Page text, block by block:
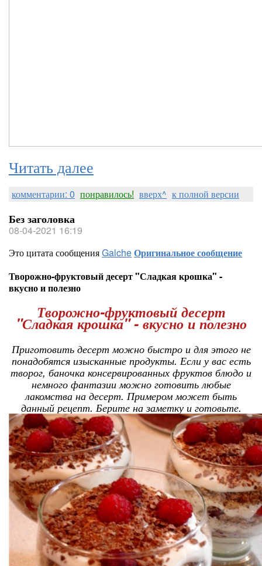
Читать далее
комментарии: 0 понравилось! вверх^ к полной версии
Без заголовка
08-04-2021 16:19
Это цитата сообщенияGalcheОригинальное сообщение
Творожно-фруктовый десерт "Сладкая крошка" -
вкусно и полезно
Творожно-фруктовый десерт
"Сладкая крошка" - вкусно и полезно
Приготовить десерт можно быстро и для этого не
понадобятся изысканные продукты. Если у вас есть
творог, баночка консервированных фруктов блюдо и
немного фантазии можно готовить любые
лакомства на десерт. Примером может быть
данный рецепт. Берите на заметку и готовьте.